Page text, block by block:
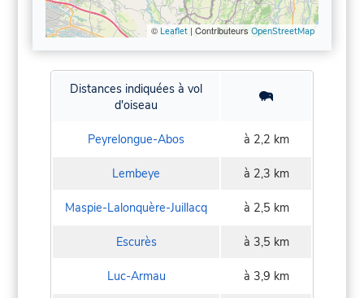
© Leaflet| Contributeurs OpenStreetMap
Distances indiquées à vol
d'oiseau
Peyrelongue-Abos à 2,2 km
Lembeye à 2,3 km
Maspie-Lalonquère-Juillacq à 2,5 km
Escurès à 3,5 km
Luc-Armau à 3,9 km